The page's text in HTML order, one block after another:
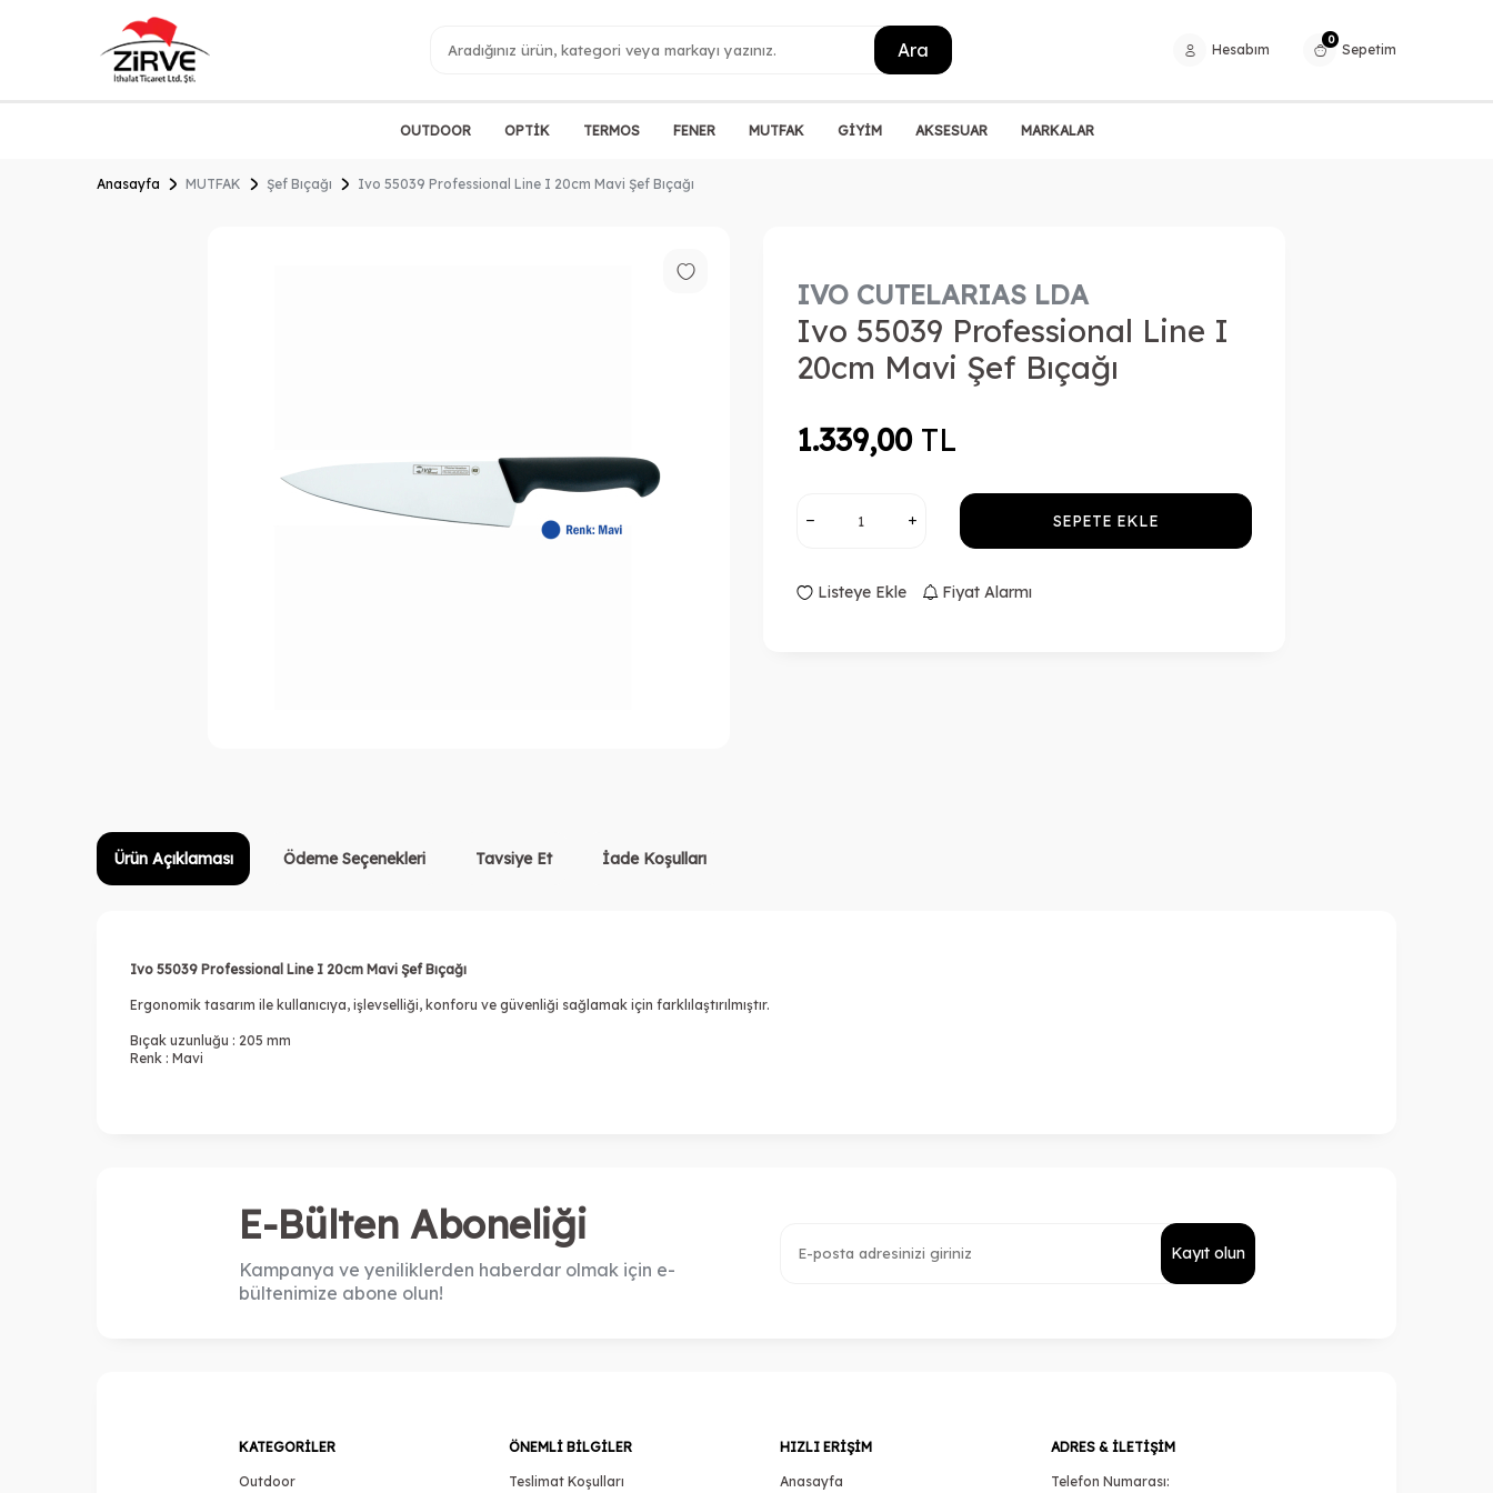
Ara Hesabım
0
Sepetim
OUTDOOR OPTİK TERMOS FENER MUTFAK GİYİM AKSESUAR MARKALAR
Anasayfa MUTFAK Şef Bıçağı Ivo 55039 Professional Line I 20cm Mavi Şef Bıçağı
IVO CUTELARIAS LDA
Ivo 55039 Professional Line I
20cm Mavi Şef Bıçağı
1.339,00TL
SEPETE EKLE
Listeye Ekle Fiyat Alarmı
Ürün Açıklaması Ödeme Seçenekleri Tavsiye Et İade Koşulları
Ivo 55039 Professional Line I 20cm Mavi Şef Bıçağı
Ergonomik tasarım ile kullanıcıya, işlevselliği, konforu ve güvenliği sağlamak için farklılaştırılmıştır.
Bıçak uzunluğu : 205 mm
Renk : Mavi
E-Bülten Aboneliği
Kampanya ve yeniliklerden haberdar olmak için e-
bültenimize abone olun!
Kayıt olun
KATEGORILER
Outdoor
ÖNEMLI BILGILER
Teslimat Koşulları
HIZLI ERIŞIM
Anasayfa
ADRES & İLETIŞIM
Telefon Numarası: